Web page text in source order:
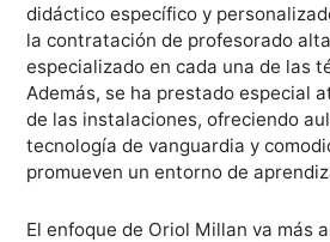
didáctico específico y
la contratación de profesorado
especializado en cada una de las
Además, se ha prestado especial
de las instalaciones, ofreciendo
tecnología de vanguardia y
promueven un entorno de
El enfoque de Oriol Millan va más